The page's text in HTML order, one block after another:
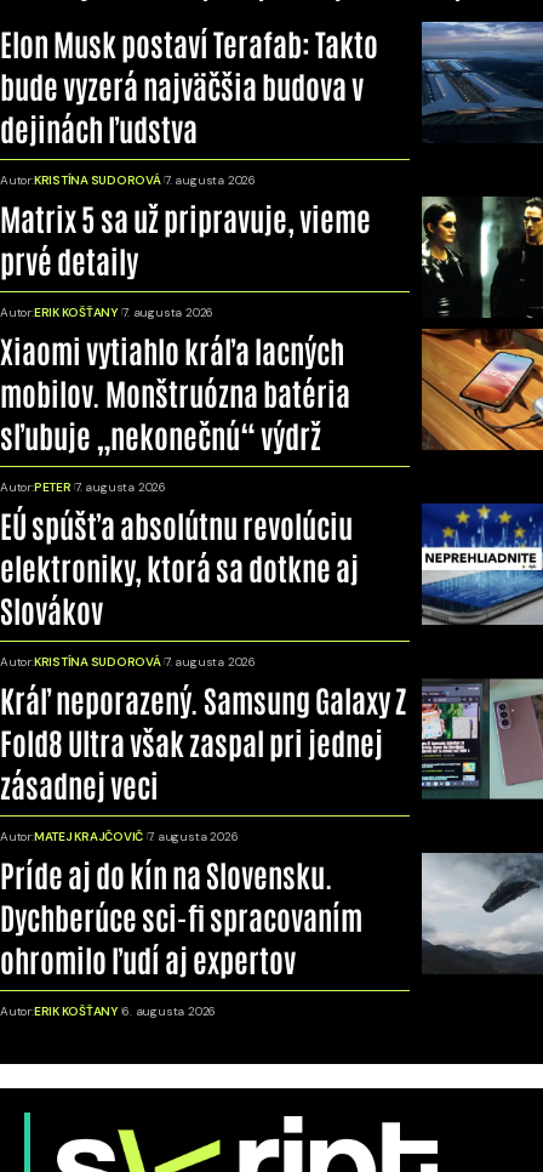
Elon Musk postaví Terafab: Takto
bude vyzerá najväčšia budova v
dejinách ľudstva
Autor:KRISTÍNA SUDOROVÁ 7. augusta 2026
Matrix 5 sa už pripravuje, vieme
prvé detaily
Autor:ERIK KOŠŤANY 7. augusta 2026
Xiaomi vytiahlo kráľa lacných
mobilov. Monštruózna batéria
sľubuje „nekonečnú“ výdrž
Autor:PETER 7. augusta 2026
EÚ spúšťa absolútnu revolúciu
elektroniky, ktorá sa dotkne aj
Slovákov
Autor:KRISTÍNA SUDOROVÁ 7. augusta 2026
Kráľ neporazený. Samsung Galaxy Z
Fold8 Ultra však zaspal pri jednej
zásadnej veci
Autor:MATEJ KRAJČOVIČ 7. augusta 2026
Príde aj do kín na Slovensku.
Dychberúce sci-fi spracovaním
ohromilo ľudí aj expertov
Autor:ERIK KOŠŤANY 6. augusta 2026